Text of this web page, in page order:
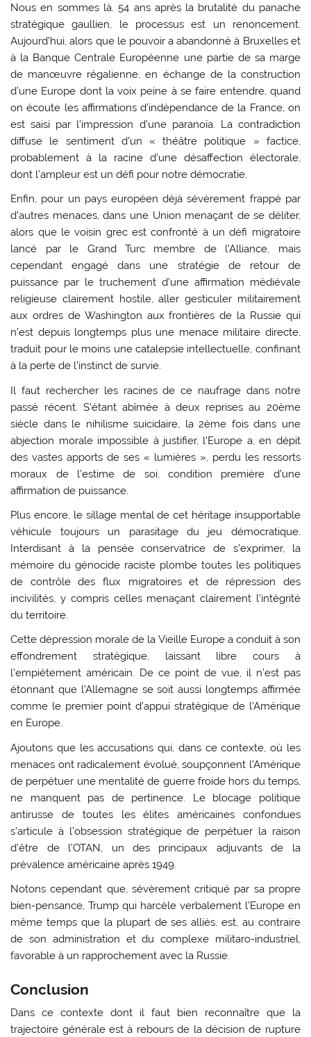
Nous en sommes là. 54 ans après la brutalité du panache
stratégique gaullien, le processus est un renoncement.
Aujourd’hui, alors que le pouvoir a abandonné à Bruxelles et
à la Banque Centrale Européenne une partie de sa marge
de manœuvre régalienne, en échange de la construction
d’une Europe dont la voix peine à se faire entendre, quand
on écoute les affirmations d’indépendance de la France, on
est saisi par l’impression d’une paranoïa. La contradiction
diffuse le sentiment d’un « théâtre politique » factice,
probablement à la racine d’une désaffection électorale,
dont l’ampleur est un défi pour notre démocratie.
Enfin, pour un pays européen déjà sévèrement frappé par
d’autres menaces, dans une Union menaçant de se déliter,
alors que le voisin grec est confronté à un défi migratoire
lancé par le Grand Turc membre de l’Alliance, mais
cependant engagé dans une stratégie de retour de
puissance par le truchement d’une affirmation médiévale
religieuse clairement hostile, aller gesticuler militairement
aux ordres de Washington aux frontières de la Russie qui
n’est depuis longtemps plus une menace militaire directe,
traduit pour le moins une catalepsie intellectuelle, confinant
à la perte de l’instinct de survie.
Il faut rechercher les racines de ce naufrage dans notre
passé récent. S’étant abîmée à deux reprises au 20ème
siècle dans le nihilisme suicidaire, la 2ème fois dans une
abjection morale impossible à justifier, l’Europe a, en dépit
des vastes apports de ses « lumières », perdu les ressorts
moraux de l’estime de soi, condition première d’une
affirmation de puissance.
Plus encore, le sillage mental de cet héritage insupportable
véhicule toujours un parasitage du jeu démocratique.
Interdisant à la pensée conservatrice de s’exprimer, la
mémoire du génocide raciste plombe toutes les politiques
de contrôle des flux migratoires et de répression des
incivilités, y compris celles menaçant clairement l’intégrité
du territoire.
Cette dépression morale de la Vieille Europe a conduit à son
effondrement stratégique, laissant libre cours à
l’empiétement américain. De ce point de vue, il n’est pas
étonnant que l’Allemagne se soit aussi longtemps affirmée
comme le premier point d’appui stratégique de l’Amérique
en Europe.
Ajoutons que les accusations qui, dans ce contexte, où les
menaces ont radicalement évolué, soupçonnent l’Amérique
de perpétuer une mentalité de guerre froide hors du temps,
ne manquent pas de pertinence. Le blocage politique
antirusse de toutes les élites américaines confondues
s’articule à l’obsession stratégique de perpétuer la raison
d’être de l’OTAN, un des principaux adjuvants de la
prévalence américaine après 1949.
Notons cependant que, sévèrement critiqué par sa propre
bien-pensance, Trump qui harcèle verbalement l’Europe en
même temps que la plupart de ses alliés, est, au contraire
de son administration et du complexe militaro-industriel,
favorable à un rapprochement avec la Russie.
Conclusion
Dans ce contexte dont il faut bien reconnaître que la
trajectoire générale est à rebours de la décision de rupture